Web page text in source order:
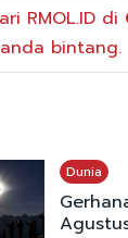
RMOL.ID di
bintang.
Dunia